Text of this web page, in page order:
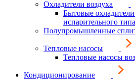
Охладители воздуха
Бытовые охладители
испарительного типа
Полупромышленные
Тепловые насосы
Тепловые насосы
Кондиционирование